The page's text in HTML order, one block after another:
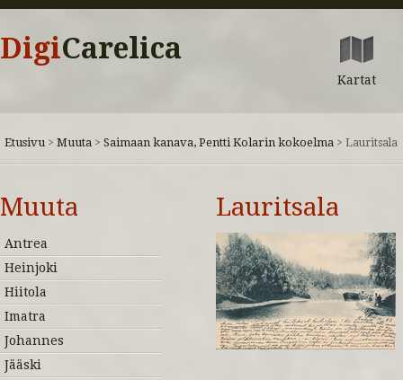
DigiCarelica
Kartat
Etusivu > Muuta > Saimaan kanava, Pentti Kolarin kokoelma > Lauritsala
Muuta
Antrea
Heinjoki
Hiitola
Imatra
Johannes
Jääski
Lauritsala